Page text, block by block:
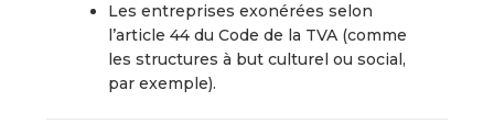
Les entreprises exonérées selon
l’article 44 du Code de la TVA (comme
les structures à but culturel ou social,
par exemple).